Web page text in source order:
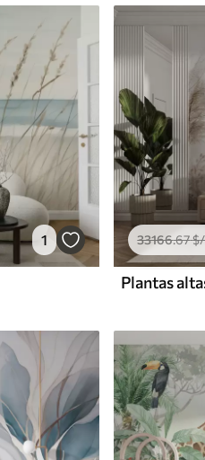
1 33166.67$
Plantas